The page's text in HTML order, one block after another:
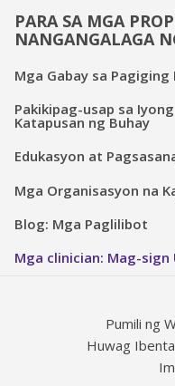
PARA SA MGA
NANGANGALAGA
Mga Gabay sa
Pakikipag-usap sa
Katapusan ng Buhay
Edukasyon at
Mga Organisasyon na
Blog: Mga Paglilibot
Mga clinician: Mag-sign
Pumili ng
Huwag